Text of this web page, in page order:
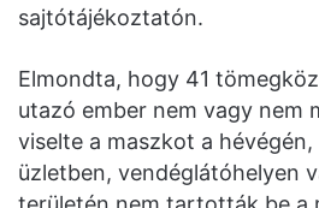
sajtótájékoztatón.
Elmondta, hogy 41
utazó ember nem vagy nem
viselte a maszkot a hévégén,
üzletben, vendéglátóhelyen